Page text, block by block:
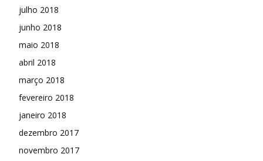
julho 2018
junho 2018
maio 2018
abril 2018
março 2018
fevereiro 2018
janeiro 2018
dezembro 2017
novembro 2017